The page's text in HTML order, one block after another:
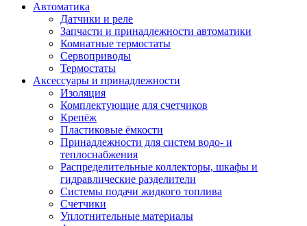
Автоматика
Датчики и реле
Запчасти и принадлежности автоматики
Комнатные термостаты
Сервоприводы
Термостаты
Аксессуары и принадлежности
Изоляция
Комплектующие для счетчиков
Крепёж
Пластиковые ёмкости
Принадлежности для систем водо- и
теплоснабжения
Распределительные коллекторы, шкафы и
гидравлические разделители
Системы подачи жидкого топлива
Счетчики
Уплотнительные материалы